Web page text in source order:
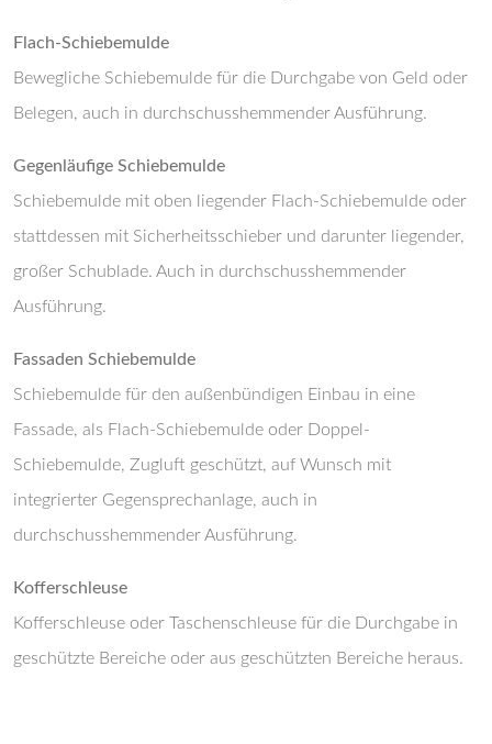
Flach-Schiebemulde
Bewegliche Schiebemulde für die Durchgabe von Geld oder
Belegen, auch in durchschusshemmender Ausführung.
Gegenläufige Schiebemulde
Schiebemulde mit oben liegender Flach-Schiebemulde oder
stattdessen mit Sicherheitsschieber und darunter liegender,
großer Schublade. Auch in durchschusshemmender
Ausführung.
Fassaden Schiebemulde
Schiebemulde für den außenbündigen Einbau in eine
Fassade, als Flach-Schiebemulde oder Doppel-
Schiebemulde, Zugluft geschützt, auf Wunsch mit
integrierter Gegensprechanlage, auch in
durchschusshemmender Ausführung.
Kofferschleuse
Kofferschleuse oder Taschenschleuse für die Durchgabe in
geschützte Bereiche oder aus geschützten Bereiche heraus.